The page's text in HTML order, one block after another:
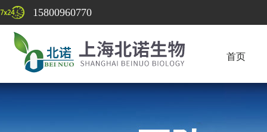
15800960770
首页